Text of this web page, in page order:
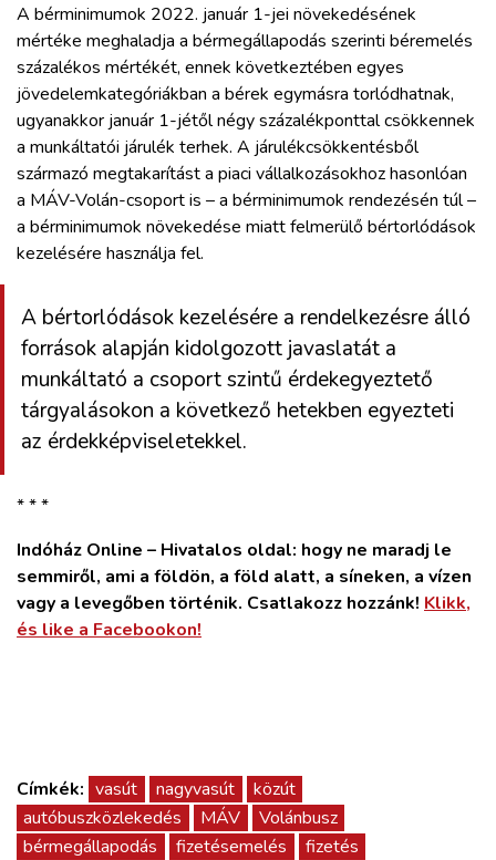
A bérminimumok 2022. január 1-jei növekedésének
mértéke meghaladja a bérmegállapodás szerinti béremelés
százalékos mértékét, ennek következtében egyes
jövedelemkategóriákban a bérek egymásra torlódhatnak,
ugyanakkor január 1-jétől négy százalékponttal csökkennek
a munkáltatói járulék terhek. A járulékcsökkentésből
származó megtakarítást a piaci vállalkozásokhoz hasonlóan
a MÁV-Volán-csoport is – a bérminimumok rendezésén túl –
a bérminimumok növekedése miatt felmerülő bértorlódások
kezelésére használja fel.
A bértorlódások kezelésére a rendelkezésre álló
források alapján kidolgozott javaslatát a
munkáltató a csoport szintű érdekegyeztető
tárgyalásokon a következő hetekben egyezteti
az érdekképviseletekkel.
* * *
Indóház Online – Hivatalos oldal: hogy ne maradj le
semmiről, ami a földön, a föld alatt, a síneken, a vízen
vagy a levegőben történik. Csatlakozz hozzánk! Klikk,
és like a Facebookon!
Címkék: vasút nagyvasút
közút
autóbuszközlekedés
MÁV
Volánbusz
bérmegállapodás
fizetésemelés
fizetés